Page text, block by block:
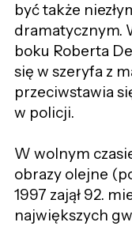
być także
dramatycznym.
boku Roberta
się w szeryfa z
przeciwstawia
w policji.
W wolnym
obrazy olejne
1997 zajął 92.
największych